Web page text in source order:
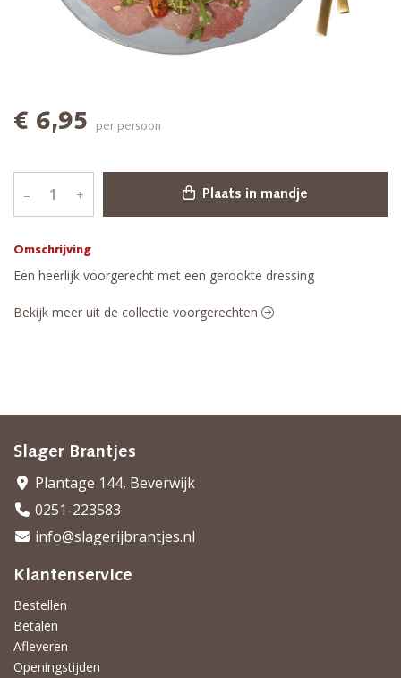
Omschrijving
Een heerlijk voorgerecht met een gerookte dressing
€ 6,95 per persoon
– + Plaats in mandje
Bekijk meer uit de collectie voorgerechten
Slager Brantjes
Plantage 144, Beverwijk
0251-223583
info@slagerijbrantjes.nl
Klantenservice
Bestellen
Betalen
Afleveren
Openingstijden